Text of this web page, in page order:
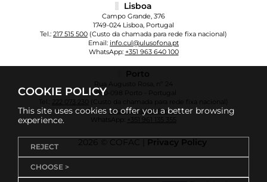
COOKIE POLICY
This site uses cookies to offer you a better browsing
experience.
REJECT
CHOOSE >
Lisboa
Campo Grande, 376
1749-024 Lisboa, Portugal
Tel.: 217 515 500 (Custo da chamada para rede fixa nacional)
Email: info.cul@ulusofona.pt
WhatsApp: +351 963 640 100
Porto
Rua Augusto Rosa, nº 24
4000-098 Porto - Portugal
222 073 230
(Custo da chamada para rede fixa nacional)
Email: info.cup@ulusofona.pt
WhatsApp:
+351 961 135 355
2026 © COFAC | Privacy Policy